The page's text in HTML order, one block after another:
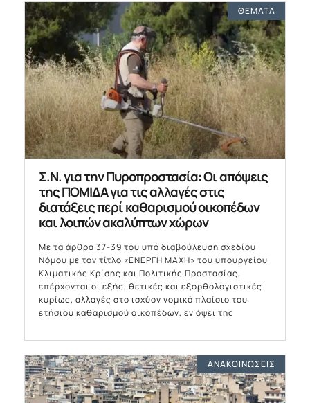
ΘΈΜΑΤΑ
Σ.Ν. για την Πυροπροστασία: Οι απόψεις
της ΠΟΜΙΔΑ για τις αλλαγές στις
διατάξεις περί καθαρισμού οικοπέδων
και λοιπών ακαλύπτων χώρων
Με τα άρθρα 37-39 του υπό διαβούλευση σχεδίου
Νόμου με τον τίτλο «ΕΝΕΡΓΗ ΜΑΧΗ» του υπουργείου
Κλιματικής Κρίσης και Πολιτικής Προστασίας,
επέρχονται οι εξής, θετικές και εξορθολογιστικές
κυρίως, αλλαγές στο ισχύον νομικό πλαίσιο του
ετήσιου καθαρισμού οικοπέδων, εν όψει της
ΑΝΑΚΟΙΝΏΣΕΙΣ